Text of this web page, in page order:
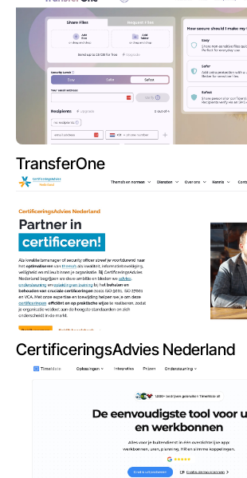
TransferOne
CertificeringsAdvies Nederland